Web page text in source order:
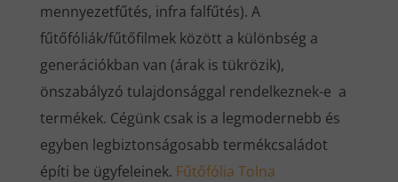
mennyezetfűtés, infra falfűtés). A
fűtőfóliák/fűtőfilmek között a különbség a
generációkban van (árak is tükrözik),
önszabályzó tulajdonsággal rendelkeznek-e a
termékek. Cégünk csak is a legmodernebb és
egyben legbiztonságosabb termékcsaládot
építi be ügyfeleinek. Fűtőfólia Tolna